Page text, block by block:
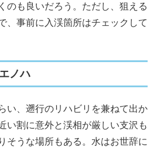
のも良いだろう。ただし、狙える
、事前に入渓箇所はチェックして
ノハ
い、遡行のリハビリを兼ねて出か
い割に意外と渓相が厳しい支沢も
そうな場所もある。水はお世辞に